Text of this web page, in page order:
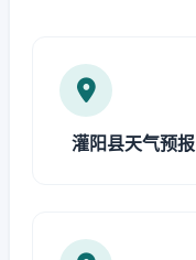
灌阳县天气预报